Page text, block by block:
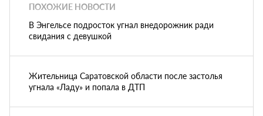
ПОХОЖИЕ НОВОСТИ
В Энгельсе подросток угнал внедорожник ради
свидания с девушкой
Жительница Саратовской области после застолья
угнала «Ладу» и попала в ДТП